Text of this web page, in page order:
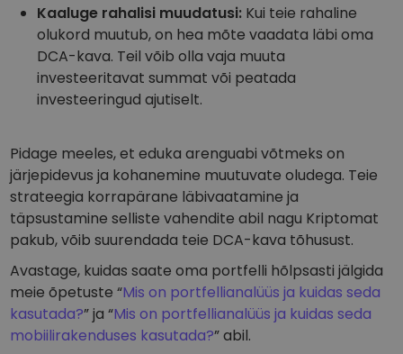
Kaaluge rahalisi muudatusi: Kui teie rahaline
olukord muutub, on hea mõte vaadata läbi oma
DCA-kava. Teil võib olla vaja muuta
investeeritavat summat või peatada
investeeringud ajutiselt.
Pidage meeles, et eduka arenguabi võtmeks on
järjepidevus ja kohanemine muutuvate oludega. Teie
strateegia korrapärane läbivaatamine ja
täpsustamine selliste vahendite abil nagu Kriptomat
pakub, võib suurendada teie DCA-kava tõhusust.
Avastage, kuidas saate oma portfelli hõlpsasti jälgida
meie õpetuste “Mis on portfellianalüüs ja kuidas seda
kasutada?” ja “Mis on portfellianalüüs ja kuidas seda
mobiilirakenduses kasutada?” abil.